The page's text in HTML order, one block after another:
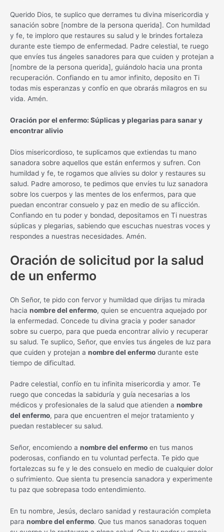
Querido Dios, te suplico que derrames tu divina misericordia y
sanación sobre [nombre de la persona querida]. Con humildad
y fe, te imploro que restaures su salud y le brindes fortaleza
durante este tiempo de enfermedad. Padre celestial, te ruego
que envíes tus ángeles sanadores para que cuiden y protejan a
[nombre de la persona querida], guiándolo hacia una pronta
recuperación. Confiando en tu amor infinito, deposito en Ti
todas mis esperanzas y confío en que obrarás milagros en su
vida. Amén.
Oración por el enfermo: Súplicas y plegarias para sanar y
encontrar alivio
Dios misericordioso, te suplicamos que extiendas tu mano
sanadora sobre aquellos que están enfermos y sufren. Con
humildad y fe, te rogamos que alivies su dolor y restaures su
salud. Padre amoroso, te pedimos que envíes tu luz sanadora
sobre los cuerpos y las mentes de los enfermos, para que
puedan encontrar consuelo y paz en medio de su aflicción.
Confiando en tu poder y bondad, depositamos en Ti nuestras
súplicas y plegarias, sabiendo que escuchas nuestras voces y
respondes a nuestras necesidades. Amén.
Oración de solicitud por la salud
de un enfermo
Oh Señor, te pido con fervor y humildad que dirijas tu mirada
hacia nombre del enfermo, quien se encuentra aquejado por
la enfermedad. Concede tu divina gracia y poder sanador
sobre su cuerpo, para que pueda encontrar alivio y recuperar
su salud. Te suplico, Señor, que envíes tus ángeles de luz para
que cuiden y protejan a nombre del enfermo durante este
tiempo de dificultad.
Padre celestial, confío en tu infinita misericordia y amor. Te
ruego que concedas la sabiduría y guía necesarias a los
médicos y profesionales de la salud que atienden a nombre
del enfermo, para que encuentren el mejor tratamiento y
puedan restablecer su salud.
Señor, encomiendo a nombre del enfermo en tus manos
poderosas, confiando en tu voluntad perfecta. Te pido que
fortalezcas su fe y le des consuelo en medio de cualquier dolor
o sufrimiento. Que sienta tu presencia sanadora y experimente
tu paz que sobrepasa todo entendimiento.
En tu nombre, Jesús, declaro sanidad y restauración completa
para nombre del enfermo. Que tus manos sanadoras toquen